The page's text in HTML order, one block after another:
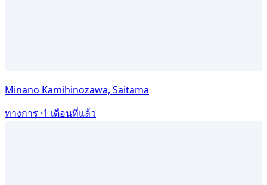
Minano Kamihinozawa, Saitama
ทางการ ·1 เดือนที่แล้ว